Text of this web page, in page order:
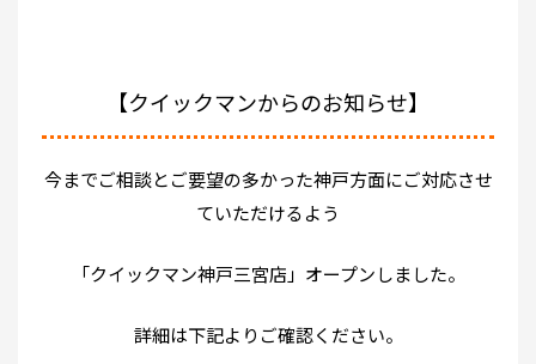
【クイックマンからのお知らせ】
今までご相談とご要望の多かった神戸方面にご対応させ
ていただけるよう
「クイックマン神戸三宮店」オープンしました。
詳細は下記よりご確認ください。